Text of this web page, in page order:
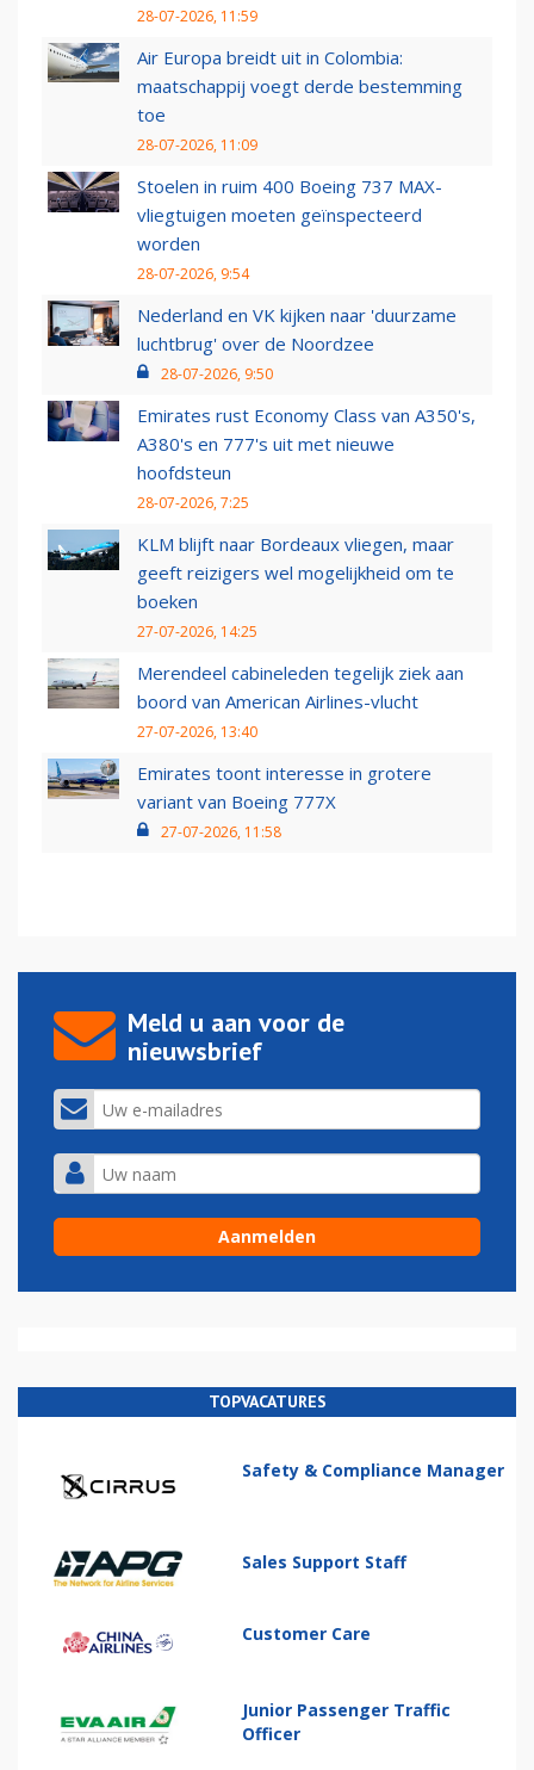
28-07-2026, 11:59
Air Europa breidt uit in Colombia:
maatschappij voegt derde bestemming
toe
28-07-2026, 11:09
Stoelen in ruim 400 Boeing 737 MAX-
vliegtuigen moeten geïnspecteerd
worden
28-07-2026, 9:54
Nederland en VK kijken naar 'duurzame
luchtbrug' over de Noordzee
28-07-2026, 9:50
Emirates rust Economy Class van A350's,
A380's en 777's uit met nieuwe
hoofdsteun
28-07-2026, 7:25
KLM blijft naar Bordeaux vliegen, maar
geeft reizigers wel mogelijkheid om te
boeken
27-07-2026, 14:25
Merendeel cabineleden tegelijk ziek aan
boord van American Airlines-vlucht
27-07-2026, 13:40
Emirates toont interesse in grotere
variant van Boeing 777X
27-07-2026, 11:58
Meld u aan voor de
nieuwsbrief
TOPVACATURES
Safety & Compliance Manager
Sales Support Staff
Customer Care
Junior Passenger Traffic
Officer